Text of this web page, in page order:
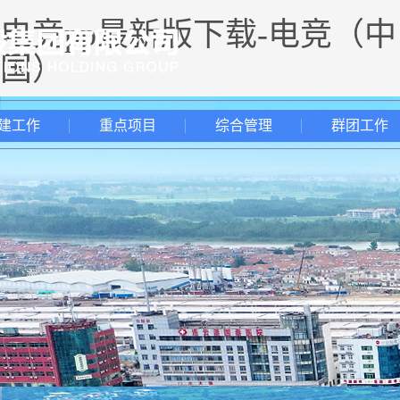
电竞pp最新版下载-电竞（中
国）
工作 重点项目 综合管理 群团工作